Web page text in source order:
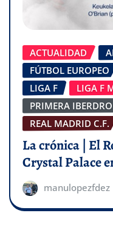
ACTUALIDAD
FÚTBOL EUROPEO
LIGA F
LIGA F
PRIMERA
REAL MADRID C.F.
La crónica | El
Crystal Palace
manulopezfdez